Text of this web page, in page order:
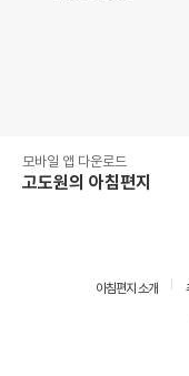
모바일 앱 다운로드
고도원의 아침편지
아침편지 소개